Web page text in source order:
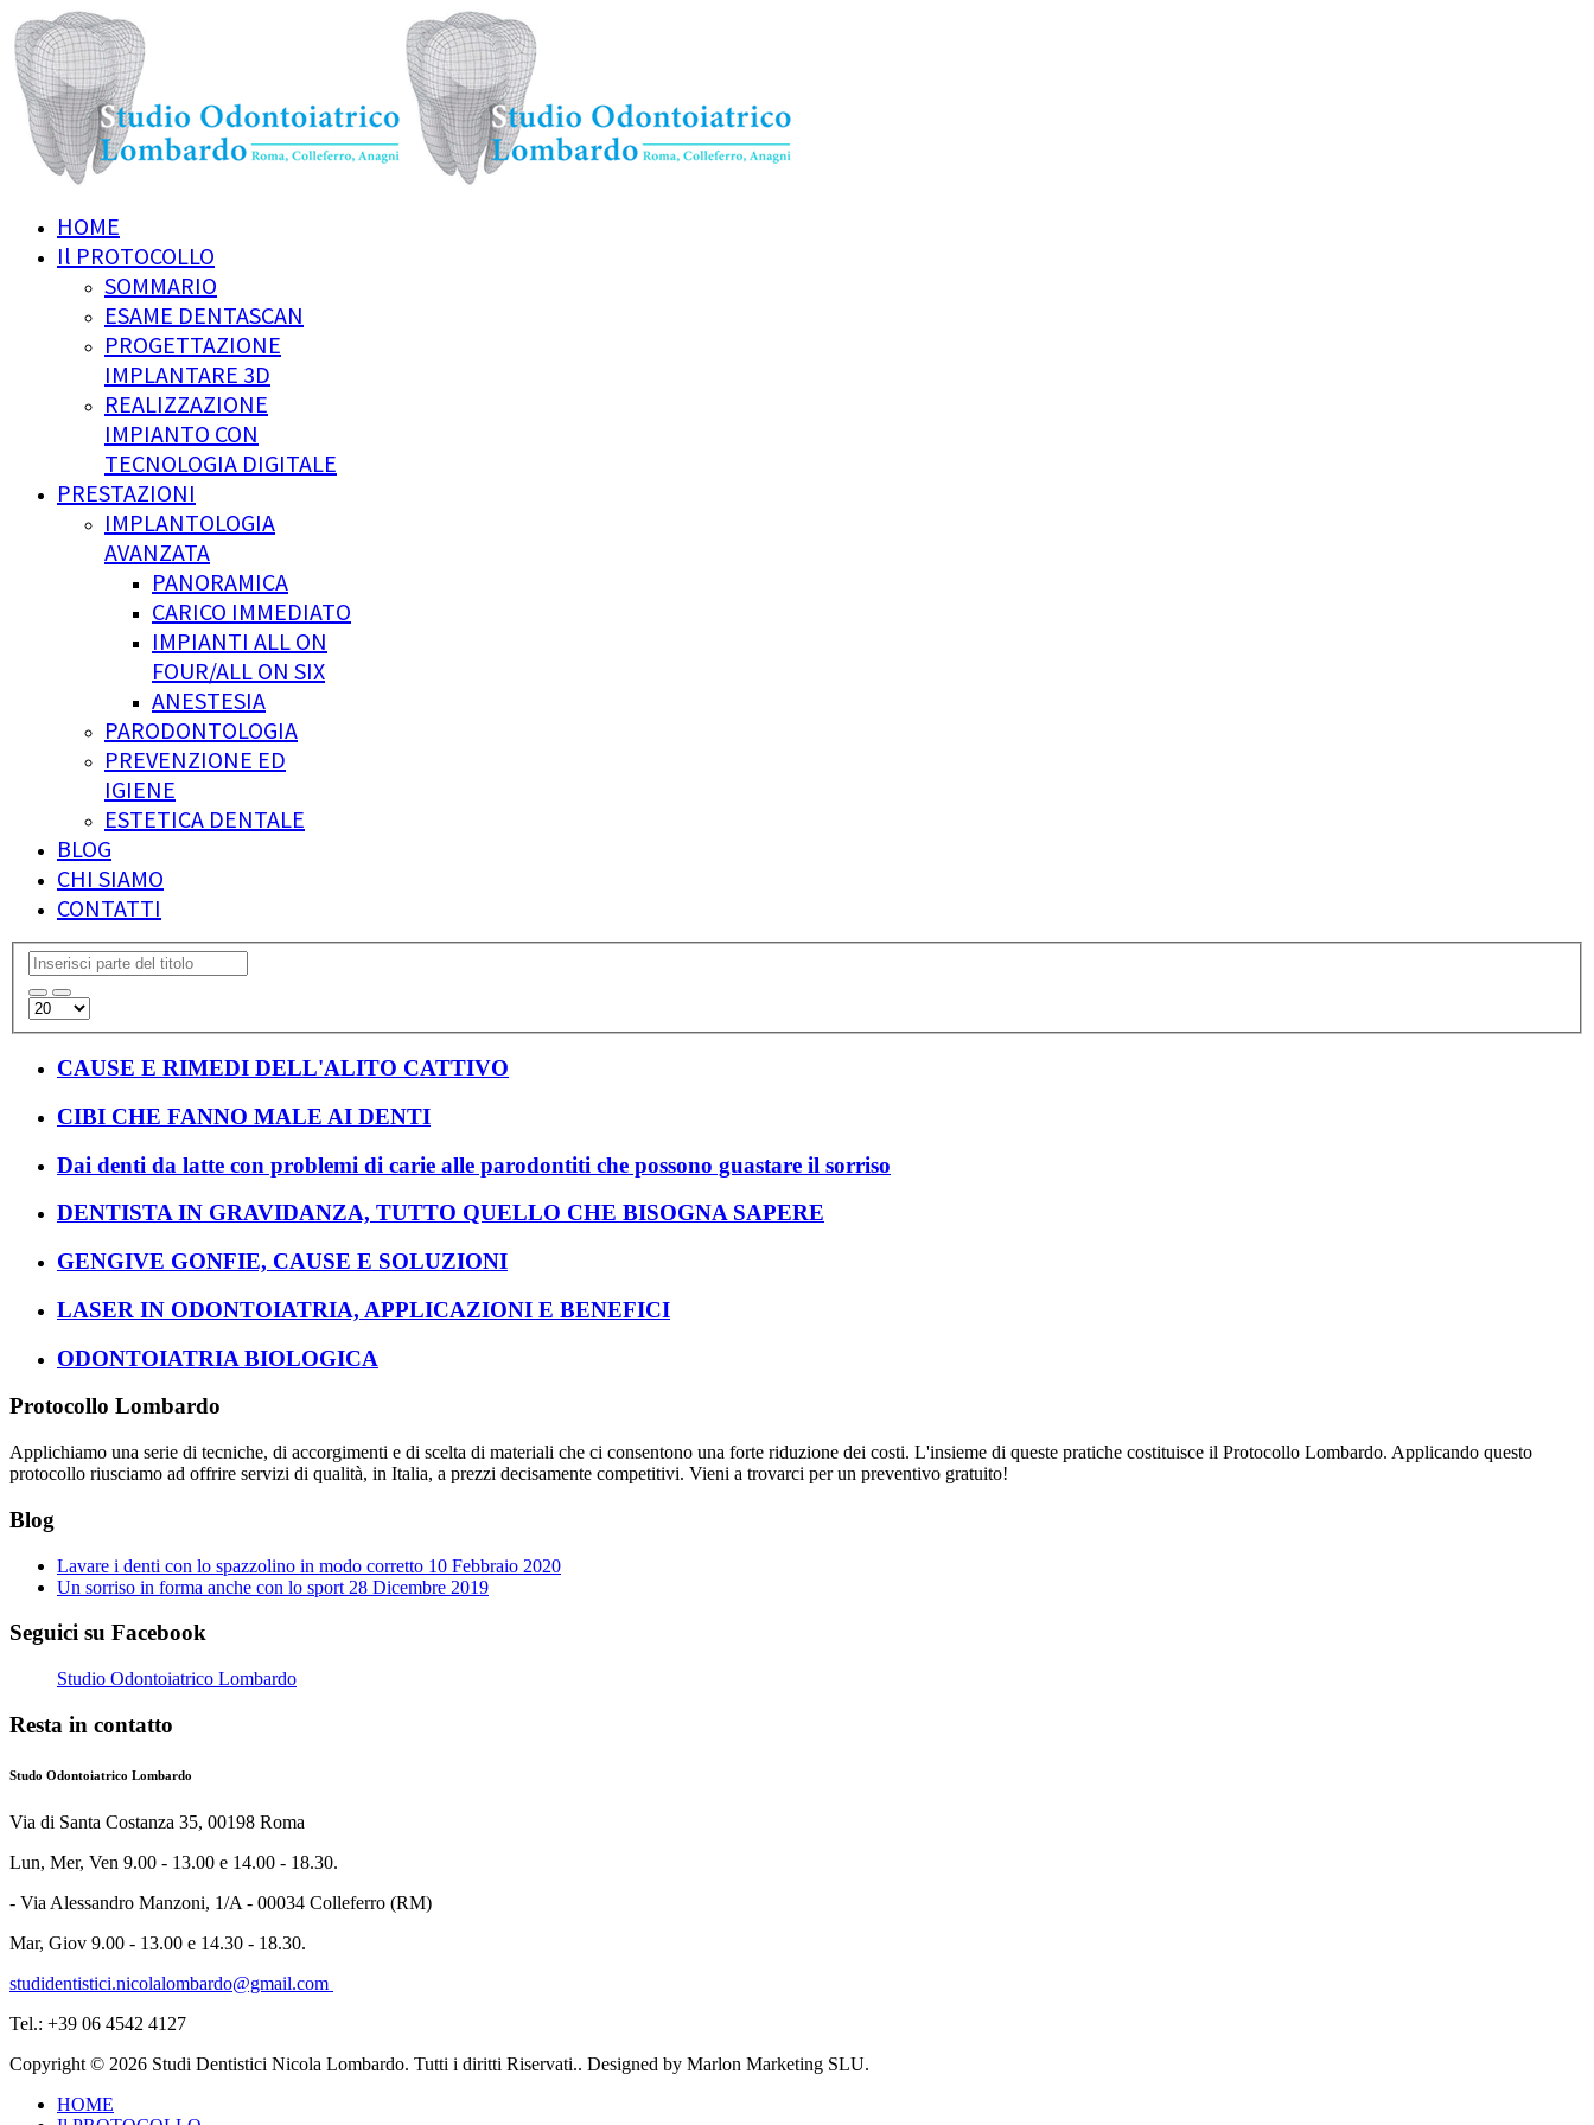
HOME
Il PROTOCOLLO
SOMMARIO
ESAME DENTASCAN
PROGETTAZIONE
IMPLANTARE 3D
REALIZZAZIONE
IMPIANTO CON
TECNOLOGIA DIGITALE
PRESTAZIONI
IMPLANTOLOGIA
AVANZATA
PANORAMICA
CARICO IMMEDIATO
IMPIANTI ALL ON
FOUR/ALL ON SIX
ANESTESIA
PARODONTOLOGIA
PREVENZIONE ED
IGIENE
ESTETICA DENTALE
BLOG
CHI SIAMO
CONTATTI
CAUSE E RIMEDI DELL'ALITO CATTIVO
CIBI CHE FANNO MALE AI DENTI
Dai denti da latte con problemi di carie alle parodontiti che possono guastare il sorriso
DENTISTA IN GRAVIDANZA, TUTTO QUELLO CHE BISOGNA SAPERE
GENGIVE GONFIE, CAUSE E SOLUZIONI
LASER IN ODONTOIATRIA, APPLICAZIONI E BENEFICI
ODONTOIATRIA BIOLOGICA
Protocollo Lombardo
Applichiamo una serie di tecniche, di accorgimenti e di scelta di materiali che ci consentono una forte riduzione dei costi. L'insieme di queste pratiche costituisce il Protocollo Lombardo. Applicando questo
protocollo riusciamo ad offrire servizi di qualità, in Italia, a prezzi decisamente competitivi. Vieni a trovarci per un preventivo gratuito!
Blog
Lavare i denti con lo spazzolino in modo corretto 10 Febbraio 2020
Un sorriso in forma anche con lo sport 28 Dicembre 2019
Seguici su Facebook
Studio Odontoiatrico Lombardo
Resta in contatto
Studo Odontoiatrico Lombardo
Via di Santa Costanza 35, 00198 Roma
Lun, Mer, Ven 9.00 - 13.00 e 14.00 - 18.30.
- Via Alessandro Manzoni, 1/A - 00034 Colleferro (RM)
Mar, Giov 9.00 - 13.00 e 14.30 - 18.30.
studidentistici.nicolalombardo@gmail.com
Tel.: +39 06 4542 4127
Copyright © 2026 Studi Dentistici Nicola Lombardo. Tutti i diritti Riservati.. Designed by Marlon Marketing SLU.
HOME